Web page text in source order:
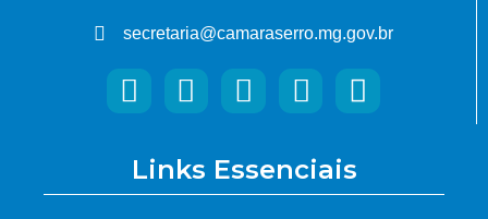
secretaria@camaraserro.mg.gov.br
Links Essenciais